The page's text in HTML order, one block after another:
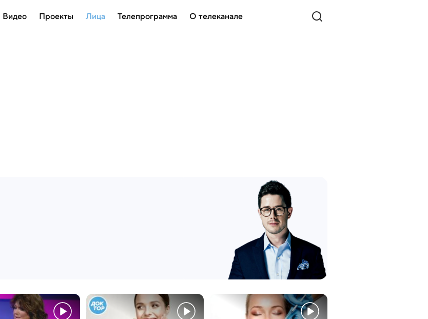
Видео Проекты Лица Телепрограмма О телеканале